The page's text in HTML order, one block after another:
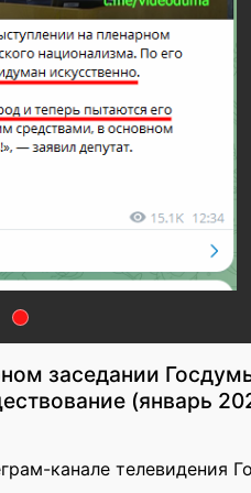
заседании
(январь
канале телевидения